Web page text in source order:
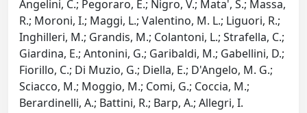
Angelini, C.; Pegoraro, E.; Nigro, V.; Mata', S.; Massa,
R.; Moroni, I.; Maggi, L.; Valentino, M. L.; Liguori, R.;
Inghilleri, M.; Grandis, M.; Colantoni, L.; Strafella, C.;
Giardina, E.; Antonini, G.; Garibaldi, M.; Gabellini, D.;
Fiorillo, C.; Di Muzio, G.; Diella, E.; D'Angelo, M. G.;
Sciacco, M.; Moggio, M.; Comi, G.; Coccia, M.;
Berardinelli, A.; Battini, R.; Barp, A.; Allegri, I.